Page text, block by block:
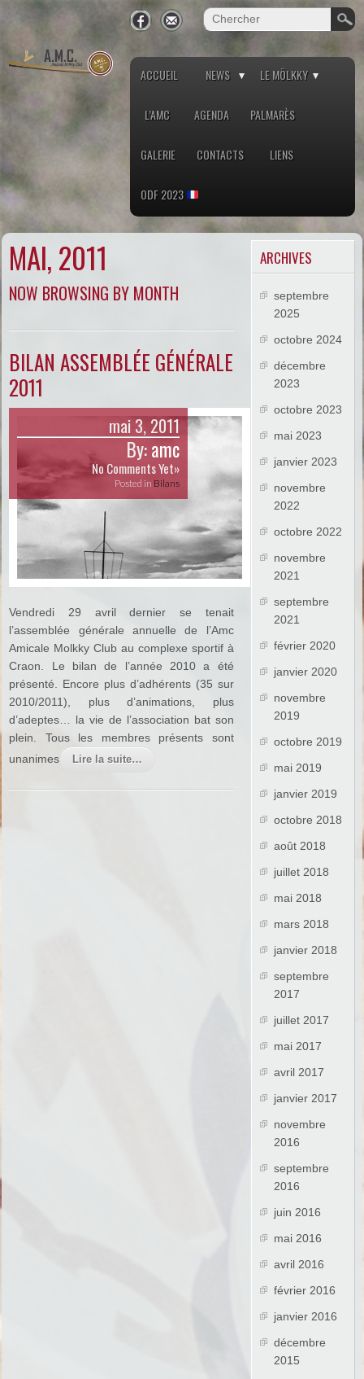
ACCUEIL NEWS LE MÖLKKY
L’AMC AGENDA PALMARÈS
GALERIE CONTACTS LIENS
ODF 2023
MAI, 2011
NOW BROWSING BY MONTH
BILAN ASSEMBLÉE GÉNÉRALE
2011
mai 3, 2011
By:amc
No Comments Yet»
Posted in Bilans
Vendredi 29 avril dernier se tenait
l’assemblée générale annuelle de l’Amc
Amicale Molkky Club au complexe sportif à
Craon. Le bilan de l’année 2010 a été
présenté. Encore plus d’adhérents (35 sur
2010/2011), plus d’animations, plus
d’adeptes… la vie de l’association bat son
plein. Tous les membres présents sont
unanimes
Lire la suite…
ARCHIVES
septembre
2025
octobre 2024
décembre
2023
octobre 2023
mai 2023
janvier 2023
novembre
2022
octobre 2022
novembre
2021
septembre
2021
février 2020
janvier 2020
novembre
2019
octobre 2019
mai 2019
janvier 2019
octobre 2018
août 2018
juillet 2018
mai 2018
mars 2018
janvier 2018
septembre
2017
juillet 2017
mai 2017
avril 2017
janvier 2017
novembre
2016
septembre
2016
juin 2016
mai 2016
avril 2016
février 2016
janvier 2016
décembre
2015